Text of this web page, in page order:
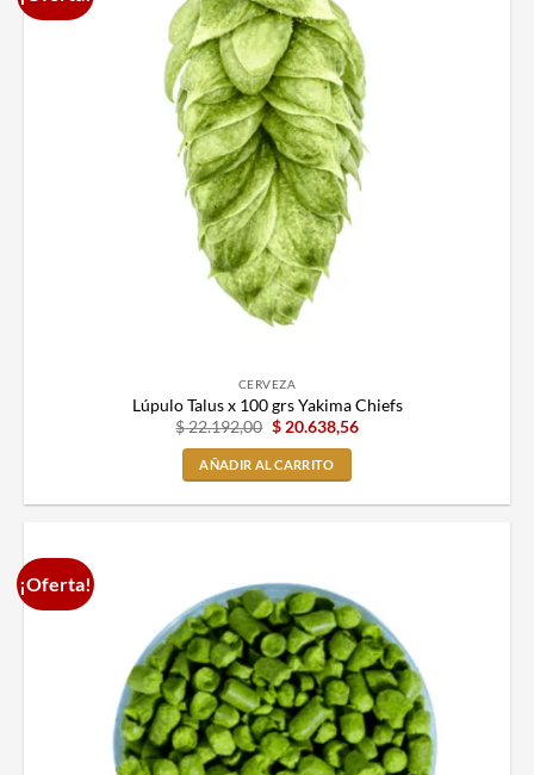
CERVEZA
Lúpulo Talus x 100 grs Yakima Chiefs
$22.192,00 $20.638,56
AÑADIR AL CARRITO
¡Oferta!